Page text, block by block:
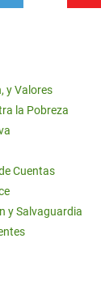
y Valores
la Pobreza
Cuentas
y Salvaguardia